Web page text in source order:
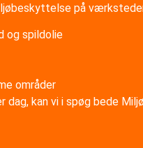
på
og spildolie
områder
dag, kan vi i spøg bede